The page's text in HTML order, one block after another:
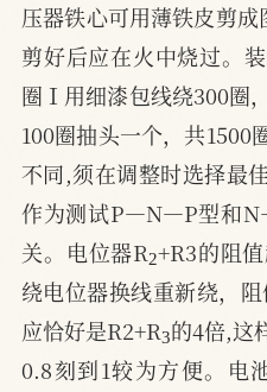
压器铁心可用薄铁皮剪成
剪好后应在火中烧过。
圈Ⅰ用细漆包线绕300圈
100圈抽头一个，共1500
不同,须在调整时选择最
作为测试P—N—P型和
关。电位器R2+R3的阻
绕电位器换线重新绕，
应恰好是R2+R3的4倍,这
0.8刻到1较为方便。电